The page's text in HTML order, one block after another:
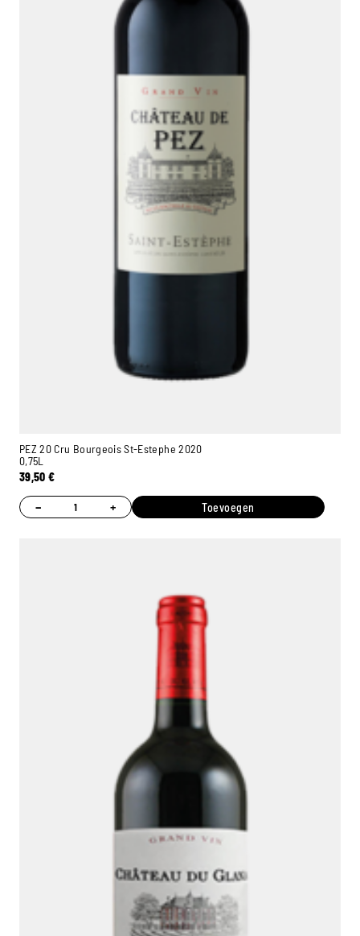
PEZ 20 Cru Bourgeois St-Estephe 2020
0,75L
39,50€
− + Toevoegen